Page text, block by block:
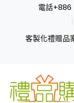
電話
客製化禮贈品